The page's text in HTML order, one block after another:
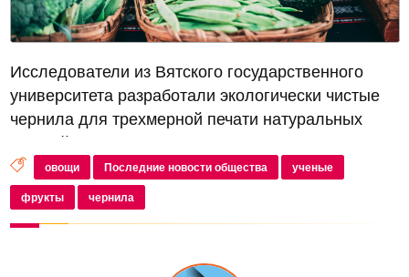
Исследователи из Вятского государственного
университета разработали экологически чистые
чернила для трехмерной печати натуральных
овощей и фруктов, содержащие живые
растительные клетки, чтобы достичь более
реалистичной текстуры, приближенной к природ...
овощи Последние новости общества ученые
фрукты чернила